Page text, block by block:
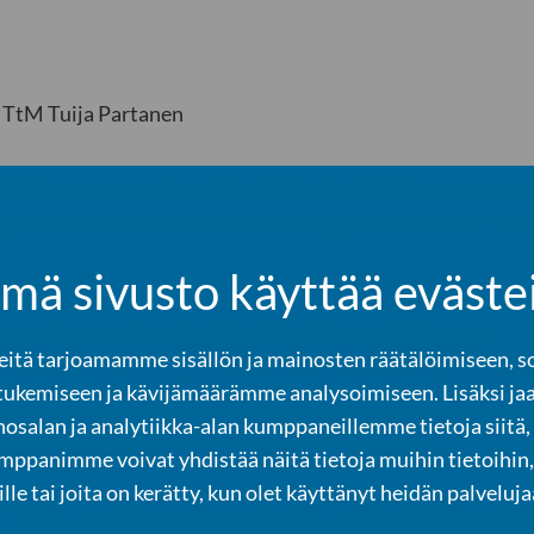
sivusto käyttää
tarjoamamme sisällön ja mainosten räätälöimiseen,
ja kävijämäärämme analysoimiseen. Lisäksi
ja analytiikka-alan kumppaneillemme tietoja
voivat yhdistää näitä tietoja muihin
tai joita on kerätty, kun olet käyttänyt heidän
TtM Tuija Partanen
Akateeminen väitöskirja, joka Lapin yliopiston
Vastaväittäjänä toimii professori (emerita) Marja
yliopistonlehtori Jari Lindh Lapin yliopistosta.